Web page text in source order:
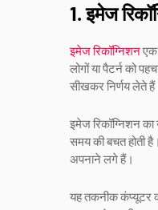
1. इमेज
इमेज रिकॉग्निशनएक
लोगों या पैटर्न को
सीखकर निर्णय लेते
इमेज रिकॉग्निशन
समय की बचत होती
अपनाने लगे हैं।
यह तकनीक कंप्यूटर